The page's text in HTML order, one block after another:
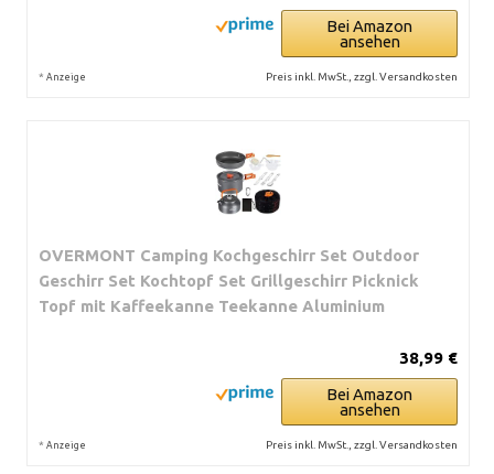
Bei Amazon
ansehen
* Anzeige Preis inkl. MwSt., zzgl. Versandkosten
OVERMONT Camping Kochgeschirr Set Outdoor
Geschirr Set Kochtopf Set Grillgeschirr Picknick
Topf mit Kaffeekanne Teekanne Aluminium
38,99 €
Bei Amazon
ansehen
* Anzeige Preis inkl. MwSt., zzgl. Versandkosten